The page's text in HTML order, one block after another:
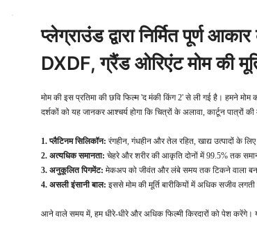
प्लेग्राउंड द्वारा निर्मित पूर्ण
DXDF, ग्रैंड ओरिएंट मोम की
मोम की इस प्रतिमा की छवि फिल्म 'द मंकी किंग 2' से ली गई है। हमने मोम
दर्शकों को यह जानकर आश्चर्य होगा कि चित्रों के अलावा, कार्टून
1. प्लैटिनम सिलिकॉन: रंगहीन, गंधहीन और तेल रहित, खाद्य उत्पादों के
2. अत्यधिक समानता: चेहरे और शरीर की आकृति दोनों में 99.5% तक
3. अनुकूलित पिगमेंट: मेकअप को जीवंत और लंबे समय तक टिकने वाला
4. असली इंसानी बाल: इससे मोम की मूर्ति बारीकियों में अधिक सजीव
आने वाले समय में, हम धीरे-धीरे और अधिक फिल्मी किरदारों को पेश करेंगे।